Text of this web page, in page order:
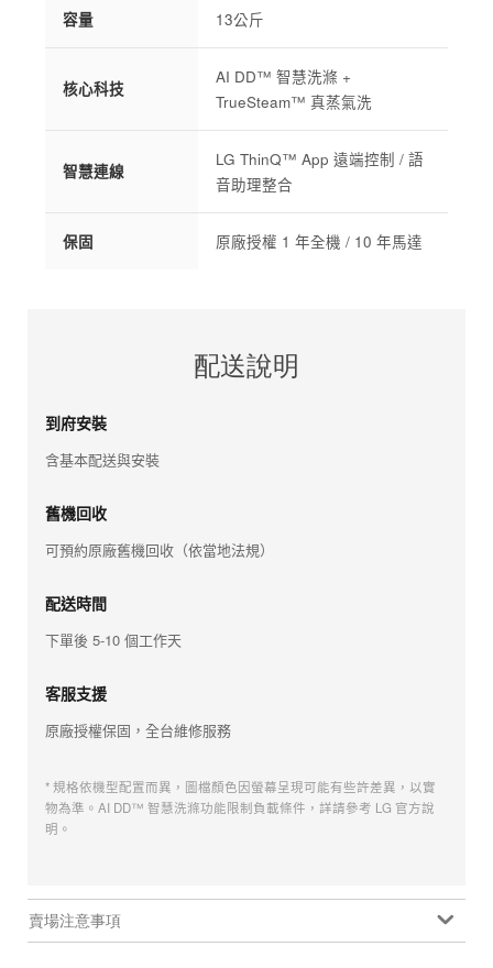
容量 13公斤
核心科技
AI DD™ 智慧洗滌 +
TrueSteam™ 真蒸氣洗
智慧連線
LG ThinQ™ App 遠端控制 / 語
音助理整合
保固 原廠授權 1 年全機 / 10 年馬達
配送說明
到府安裝
含基本配送與安裝
舊機回收
可預約原廠舊機回收（依當地法規）
配送時間
下單後 5-10 個工作天
客服支援
原廠授權保固，全台維修服務
* 規格依機型配置而異，圖檔顏色因螢幕呈現可能有些許差異，以實
物為準。AI DD™ 智慧洗滌功能限制負載條件，詳請參考 LG 官方說
明。
賣場注意事項